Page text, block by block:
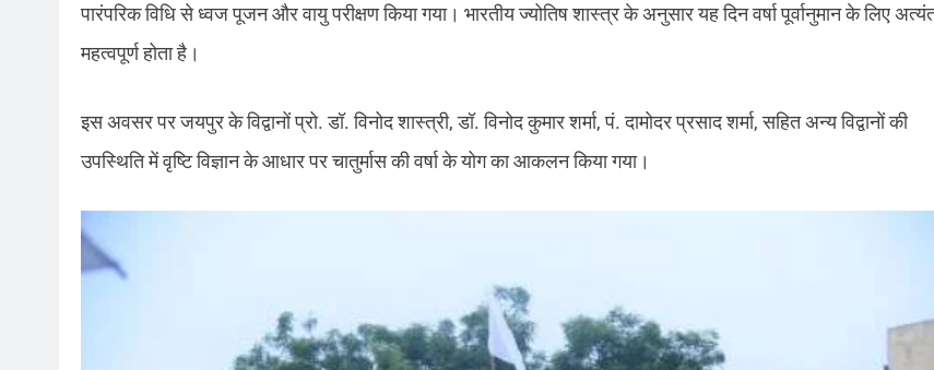
पारंपरिक विधि से ध्वज पूजन और वायु परीक्षण किया गया। भारतीय ज्योतिष शास्त्र के अनुसार यह दिन वर्षा पूर्वानुमान के लिए
महत्वपूर्ण होता है।
इस अवसर पर जयपुर के विद्वानों प्रो. डॉ. विनोद शास्त्री, डॉ. विनोद कुमार शर्मा, पं. दामोदर प्रसाद शर्मा, सहित अन्य विद्वानों की
उपस्थिति में वृष्टि विज्ञान के आधार पर चातुर्मास की वर्षा के योग का आकलन किया गया।